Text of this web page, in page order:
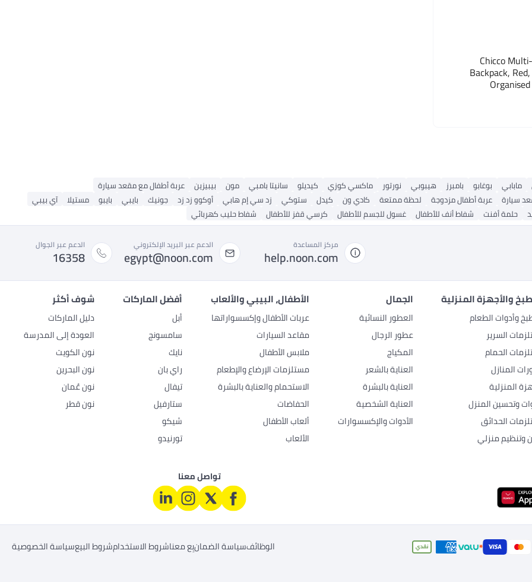
Chicco
Backpack,
مابابي بوغابو بامبرز هيبوبي نورتور ماكسي كوزي كيديلو سانيتا بامبي مون بيبيزين
عربة أطفال مع مقعد سيارة
سيارة عربة أطفال مزدوجة لحظة ممتعة كادي ون كيدل ستوكي زد سي إم هابي أوكوو زد زد جونيك بايبي بايبو مستيلا
آي بيبي
حلمة أفنت شفاط أنف للأطفال غسول للجسم للأطفال كرسي قفز للأطفال شفاط حليب كهربائي
مركز المساعدة
help.noon.com
الدعم عبر البريد الإلكتروني
egypt@noon.com
الدعم عبر الجوال
16358
والأجهزة المنزلية
وأدوات الطعام
السرير
الحمام
المنازل
المنزلية
وتحسين المنزل
الحدائق
وتنظيم منزلي
الجمال
العطور النسائية
عطور الرجال
المكياج
العناية بالشعر
العناية بالبشرة
العناية الشخصية
الأدوات والإكسسوارات
الأطفال، البيبي والألعاب
عربات الأطفال وإكسسواراتها
مقاعد السيارات
ملابس الأطفال
مستلزمات الإرضاع والإطعام
الاستحمام والعناية بالبشرة
الحفاضات
ألعاب الأطفال
الألعاب
أفضل الماركات
أبل
سامسونج
نايك
راي بان
تيفال
ستارفيل
شيكو
تورنيدو
شوف أكثر
دليل الماركات
العودة إلى المدرسة
نون الكويت
نون البحرين
نون عُمان
نون قطر
تواصل معنا
الوظائفسياسة الضمانبِع معناشروط الاستخدامشروط البيعسياسة الخصوصية